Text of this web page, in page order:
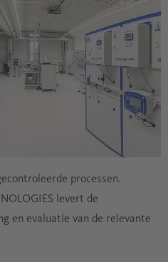
processen.
levert de
en evaluatie van de relevante